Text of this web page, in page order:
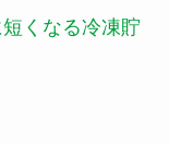
くなる冷凍貯